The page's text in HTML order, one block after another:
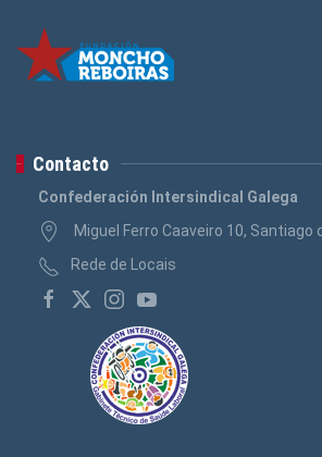
Contacto
Confederación Intersindical Galega
Miguel Ferro Caaveiro 10, Santiago
Rede de Locais